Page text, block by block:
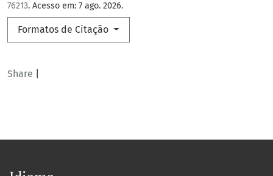
76213. Acesso em: 7 ago. 2026.
Formatos de Citação
Share